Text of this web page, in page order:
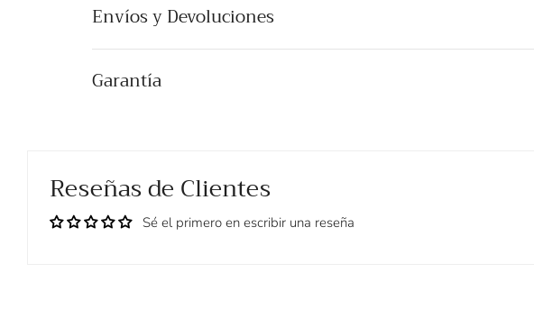
Envíos y Devoluciones
Garantía
Reseñas de Clientes
Sé el primero en escribir una reseña